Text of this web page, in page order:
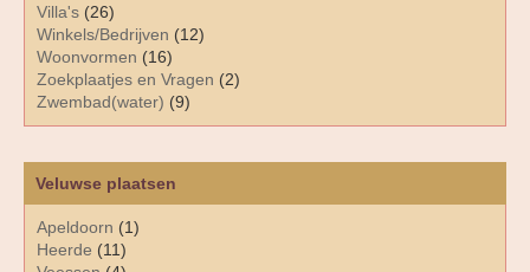
Villa's (26)
Winkels/Bedrijven (12)
Woonvormen (16)
Zoekplaatjes en Vragen (2)
Zwembad(water) (9)
Veluwse plaatsen
Apeldoorn (1)
Heerde (11)